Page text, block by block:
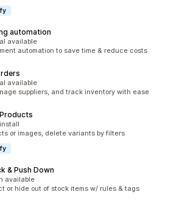
automation
available
automation to save time & reduce costs
available
suppliers, and track inventory with ease
or images, delete variants by filters
& Push Down
available
or hide out of stock items w/ rules & tags